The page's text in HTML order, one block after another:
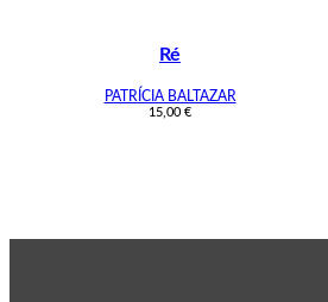
Ré
PATRÍCIA BALTAZAR
15,00 €